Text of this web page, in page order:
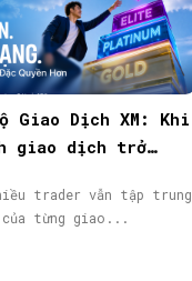
Giao Dịch XM: Khi
giao dịch trở
trader vẫn tập trung
từng giao...